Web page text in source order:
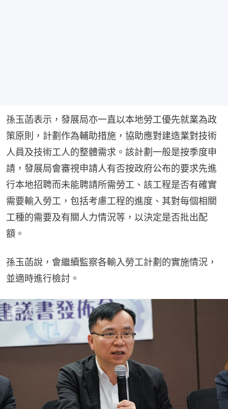
孫玉菡表示，發展局亦一直以本地勞工優先就業為政
策原則，計劃作為輔助措施，協助應對建造業對技術
人員及技術工人的整體需求。該計劃一般是按季度申
請，發展局會審視申請人有否按政府公布的要求先進
行本地招聘而未能聘請所需勞工、該工程是否有確實
需要輸入勞工，包括考慮工程的進度、其對每個相關
工種的需要及有關人力情況等，以決定是否批出配
額。
孫玉菡說，會繼續監察各輸入勞工計劃的實施情況，
並適時進行檢討。